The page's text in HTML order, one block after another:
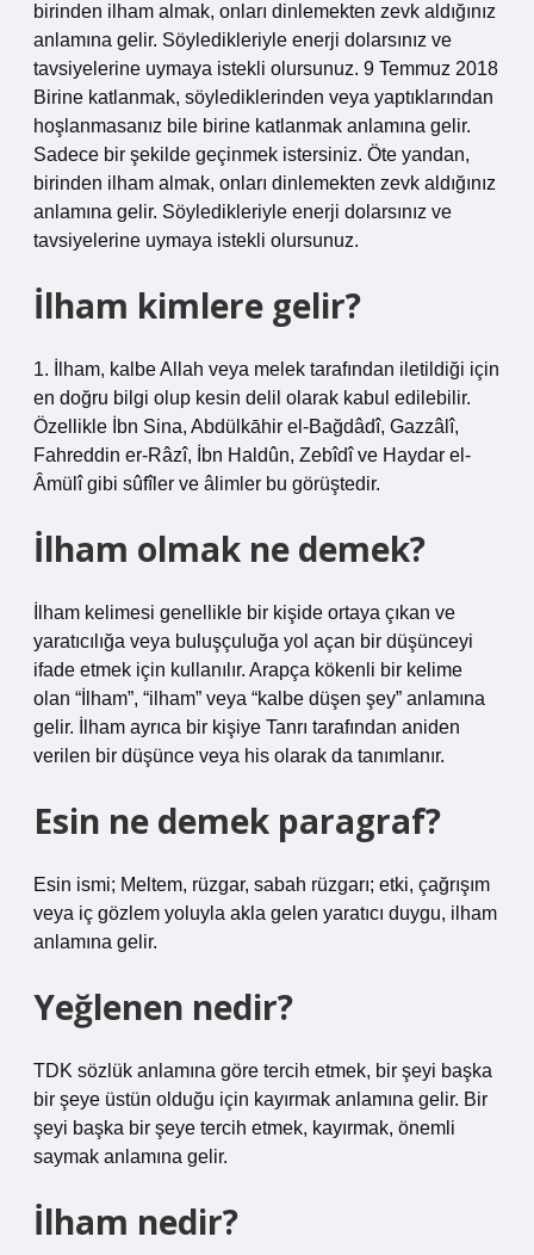
birinden ilham almak, onları dinlemekten zevk aldığınız
anlamına gelir. Söyledikleriyle enerji dolarsınız ve
tavsiyelerine uymaya istekli olursunuz. 9 Temmuz 2018
Birine katlanmak, söylediklerinden veya yaptıklarından
hoşlanmasanız bile birine katlanmak anlamına gelir.
Sadece bir şekilde geçinmek istersiniz. Öte yandan,
birinden ilham almak, onları dinlemekten zevk aldığınız
anlamına gelir. Söyledikleriyle enerji dolarsınız ve
tavsiyelerine uymaya istekli olursunuz.
İlham kimlere gelir?
1. İlham, kalbe Allah veya melek tarafından iletildiği için
en doğru bilgi olup kesin delil olarak kabul edilebilir.
Özellikle İbn Sina, Abdülkāhir el-Bağdâdî, Gazzâlî,
Fahreddin er-Râzî, İbn Haldûn, Zebîdî ve Haydar el-
Âmülî gibi sûfîler ve âlimler bu görüştedir.
İlham olmak ne demek?
İlham kelimesi genellikle bir kişide ortaya çıkan ve
yaratıcılığa veya buluşçuluğa yol açan bir düşünceyi
ifade etmek için kullanılır. Arapça kökenli bir kelime
olan “İlham”, “ilham” veya “kalbe düşen şey” anlamına
gelir. İlham ayrıca bir kişiye Tanrı tarafından aniden
verilen bir düşünce veya his olarak da tanımlanır.
Esin ne demek paragraf?
Esin ismi; Meltem, rüzgar, sabah rüzgarı; etki, çağrışım
veya iç gözlem yoluyla akla gelen yaratıcı duygu, ilham
anlamına gelir.
Yeğlenen nedir?
TDK sözlük anlamına göre tercih etmek, bir şeyi başka
bir şeye üstün olduğu için kayırmak anlamına gelir. Bir
şeyi başka bir şeye tercih etmek, kayırmak, önemli
saymak anlamına gelir.
İlham nedir?